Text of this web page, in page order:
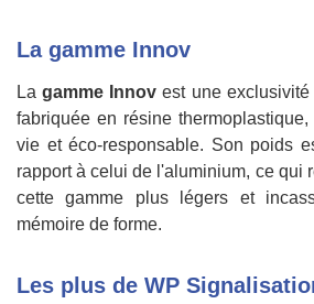
La gamme Innov
Lagamme Innov est une
fabriquée en résine
vie et éco-responsable. Son poids
rapport à celui de l'aluminium, ce qui
cette gamme plus légers et
mémoire de forme.
Les plus de WP